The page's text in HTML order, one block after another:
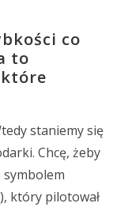
co
to
staniemy się
Chcę, żeby
symbolem
który pilotował